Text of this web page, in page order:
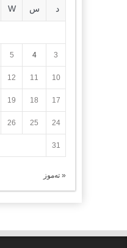
د س W
3
4
5
10
11
12
17
18
19
24
25
26
31
« تەموز